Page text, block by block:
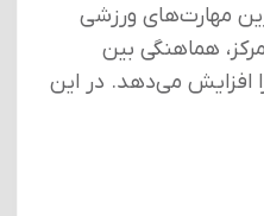
مهارت‌های ورزشی
هماهنگی بین
افزایش می‌دهد. در این